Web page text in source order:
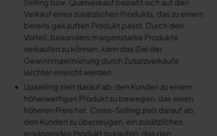
Verkauf eines zusätzlichen Produkts, das zu einem
bereits gekauften Produkt passt. Durch den
Vorteil, besonders margenstarke Produkte
verkaufen zu können, kann das Ziel der
Gewinnmaximierung durch Zusatzverkäufe
leichter erreicht werden.
Upselling zielt darauf ab, den Kunden zu einem
höherwertigen Produkt zu bewegen, das einen
höheren Preis hat. Cross-Selling zielt darauf ab,
den Kunden zu überzeugen, ein zusätzliches,
ergänzendes Produkt zu kaufen, das den